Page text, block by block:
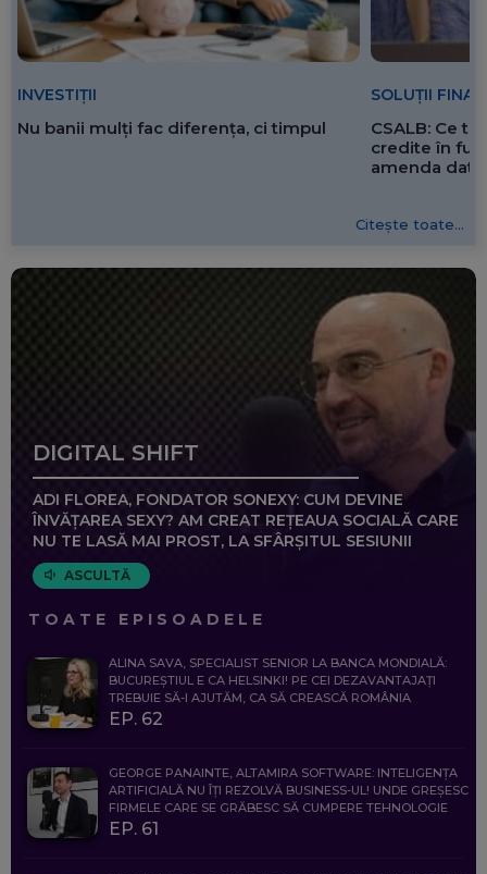
INVESTIȚII
Nu banii mulți fac diferența, ci timpul
SOLUȚII
CSALB: Ce
credite în
amenda
Citește toate...
DIGITAL SHIFT
ADI FLOREA, FONDATOR SONEXY: CUM DEVINE
ÎNVĂȚAREA SEXY? AM CREAT REȚEAUA SOCIALĂ CARE
NU TE LASĂ MAI PROST, LA SFÂRȘITUL SESIUNII
ASCULTĂ
TOATE EPISOADELE
ALINA SAVA, SPECIALIST SENIOR LA BANCA MONDIALĂ:
BUCUREȘTIUL E CA HELSINKI! PE CEI DEZAVANTAJAȚI
TREBUIE SĂ-I AJUTĂM, CA SĂ CREASCĂ ROMÂNIA
EP. 62
GEORGE PANAINTE, ALTAMIRA SOFTWARE: INTELIGENȚA
ARTIFICIALĂ NU ÎȚI REZOLVĂ BUSINESS-UL! UNDE GREȘESC
FIRMELE CARE SE GRĂBESC SĂ CUMPERE TEHNOLOGIE
EP. 61